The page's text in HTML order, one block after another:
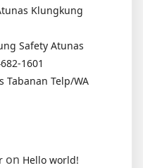
Klungkung
Safety Atunas
1601
Tabanan Telp/WA
on Hello world!